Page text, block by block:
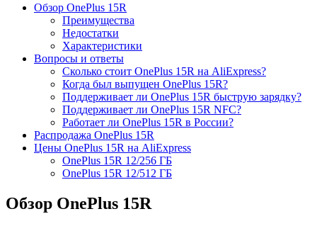
Обзор OnePlus 15R
Преимущества
Недостатки
Характеристики
Вопросы и ответы
Сколько стоит OnePlus 15R на AliExpress?
Когда был выпущен OnePlus 15R?
Поддерживает ли OnePlus 15R быструю зарядку?
Поддерживает ли OnePlus 15R NFC?
Работает ли OnePlus 15R в России?
Распродажа OnePlus 15R
Цены OnePlus 15R на AliExpress
OnePlus 15R 12/256 ГБ
OnePlus 15R 12/512 ГБ
Обзор OnePlus 15R